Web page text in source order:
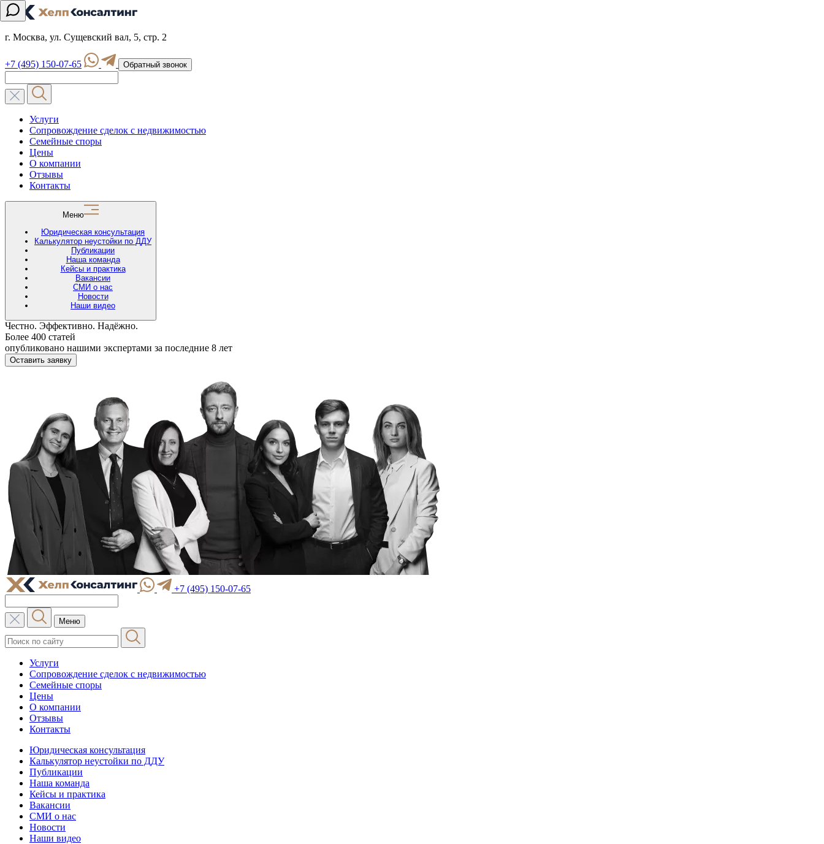
г. Москва, ул. Сущевский вал, 5, стр. 2
+7 (495) 150-07-65 Обратный звонок
Услуги
Сопровождение сделок с недвижимостью
Семейные споры
Цены
О компании
Отзывы
Контакты
Меню
Юридическая консультация
Калькулятор неустойки по ДДУ
Публикации
Наша команда
Кейсы и практика
Вакансии
СМИ о нас
Новости
Наши видео
Честно. Эффективно. Надёжно.
Более 400 статей
опубликовано нашими экспертами за последние 8 лет
Оставить заявку
+7 (495) 150-07-65
Меню
Услуги
Сопровождение сделок с недвижимостью
Семейные споры
Цены
О компании
Отзывы
Контакты
Юридическая консультация
Калькулятор неустойки по ДДУ
Публикации
Наша команда
Кейсы и практика
Вакансии
СМИ о нас
Новости
Наши видео